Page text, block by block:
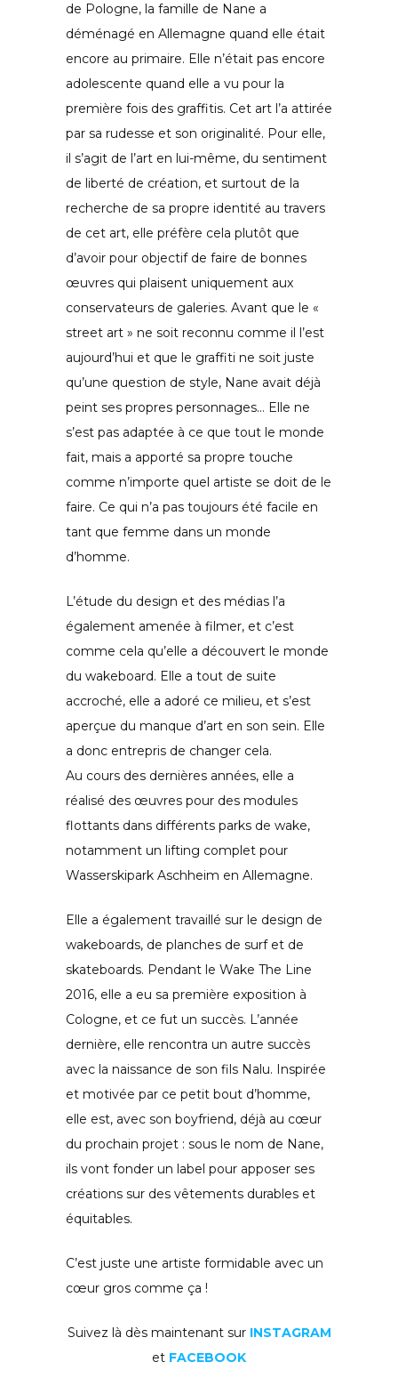
de Pologne, la famille de Nane a
déménagé en Allemagne quand elle était
encore au primaire. Elle n’était pas encore
adolescente quand elle a vu pour la
première fois des graffitis. Cet art l’a attirée
par sa rudesse et son originalité. Pour elle,
il s’agit de l’art en lui-même, du sentiment
de liberté de création, et surtout de la
recherche de sa propre identité au travers
de cet art, elle préfère cela plutôt que
d’avoir pour objectif de faire de bonnes
œuvres qui plaisent uniquement aux
conservateurs de galeries. Avant que le «
street art » ne soit reconnu comme il l’est
aujourd’hui et que le graffiti ne soit juste
qu’une question de style, Nane avait déjà
peint ses propres personnages… Elle ne
s’est pas adaptée à ce que tout le monde
fait, mais a apporté sa propre touche
comme n’importe quel artiste se doit de le
faire. Ce qui n’a pas toujours été facile en
tant que femme dans un monde
d’homme.
L’étude du design et des médias l’a
également amenée à filmer, et c’est
comme cela qu’elle a découvert le monde
du wakeboard. Elle a tout de suite
accroché, elle a adoré ce milieu, et s’est
aperçue du manque d’art en son sein. Elle
a donc entrepris de changer cela.
Au cours des dernières années, elle a
réalisé des œuvres pour des modules
flottants dans différents parks de wake,
notamment un lifting complet pour
Wasserskipark Aschheim en Allemagne.
Elle a également travaillé sur le design de
wakeboards, de planches de surf et de
skateboards. Pendant le Wake The Line
2016, elle a eu sa première exposition à
Cologne, et ce fut un succès. L’année
dernière, elle rencontra un autre succès
avec la naissance de son fils Nalu. Inspirée
et motivée par ce petit bout d’homme,
elle est, avec son boyfriend, déjà au cœur
du prochain projet : sous le nom de Nane,
ils vont fonder un label pour apposer ses
créations sur des vêtements durables et
équitables.
C’est juste une artiste formidable avec un
cœur gros comme ça !
Suivez là dès maintenant sur INSTAGRAM
et FACEBOOK